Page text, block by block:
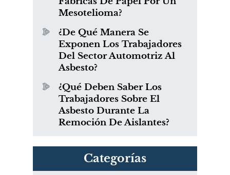
Mesotelioma?
¿De Qué Manera Se
Exponen Los Trabajadores
Del Sector Automotriz Al
Asbesto?
¿Qué Deben Saber Los
Trabajadores Sobre El
Asbesto Durante La
Remoción De Aislantes?
Categorías